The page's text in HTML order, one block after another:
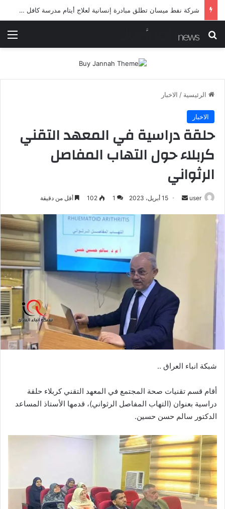
شرطة ميسان تلقي القبض على مطلقي العيارات النارية أثناء تشييع جنائزي في العمارة
بحث عن
الرئيسية / الاخبار
الاخبار
حلقة دراسية في المعهد التقني
كربلاء حول التهاب المفاصل
الرثواني
user
أرسل 15 أبريل، 2023 1
102 أقل من دقيقة
شبكة انباء العراق ..
أقام قسم تقنيات صحة المجتمع في المعهد التقني كربلاء حلقة
دراسية بعنوان (التهاب المفاصل الرثواني)، قدمها الأستاذ المساعد
الدكتور سالم حسن حسين.